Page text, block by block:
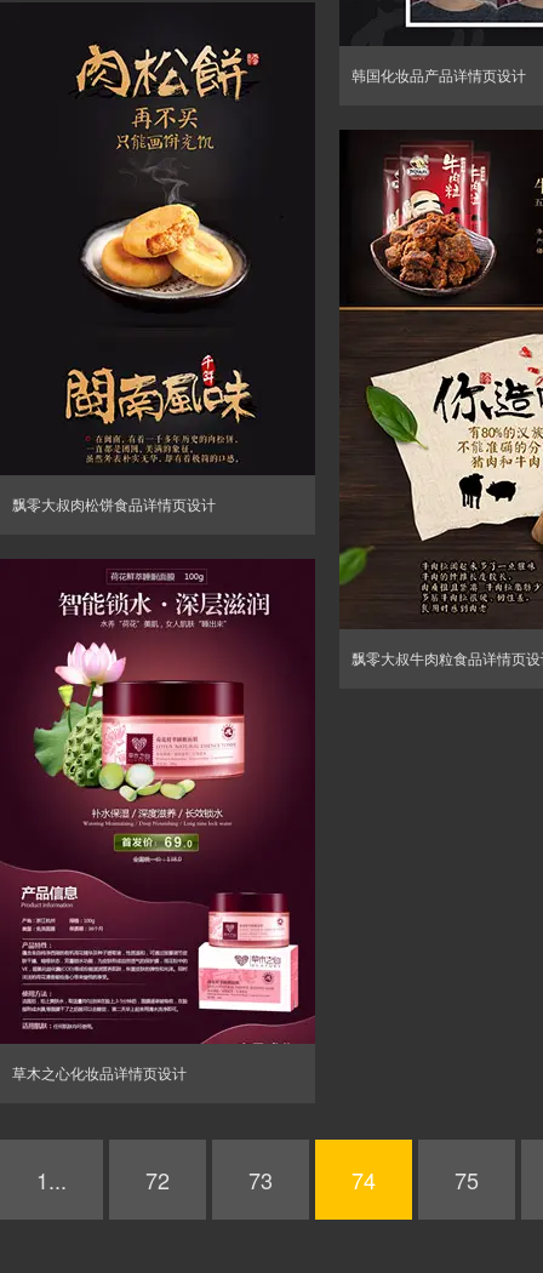
韩国化妆品产品详情页设计
飘零大叔肉松饼食品详情页设计
飘零大叔牛肉粒食品详情页
草木之心化妆品详情页设计
1... 72 73 74 75